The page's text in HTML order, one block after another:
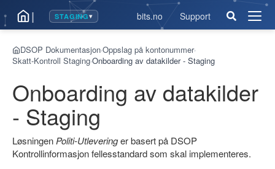
| STAGING▾ bits.no Support
Åpne
DSOP Dokumentasjon›Oppslag på kontonummer›
Skatt-Kontroll Staging›Onboarding av datakilder - Staging
Onboarding av datakilder
- Staging
Løsningen Politi-Utleveringer basert på DSOP
Kontrollinformasjon fellesstandard som skal implementeres.